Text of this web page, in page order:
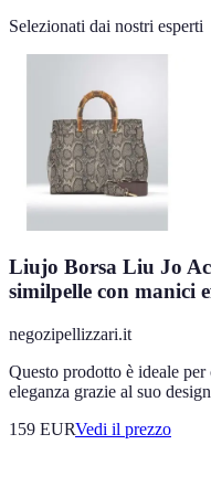
Selezionati dai nostri esperti
Liujo Borsa Liu Jo
similpelle con manici
negozipellizzari.it
Questo prodotto è ideale
eleganza grazie al suo
159 EURVedi il prezzo